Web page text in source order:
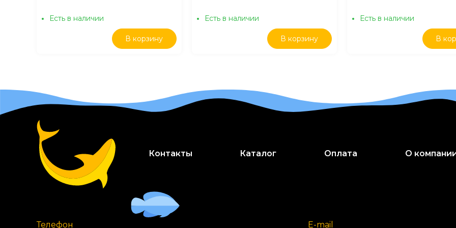
Есть в наличии
В корзину
Есть в наличии
В корзину
Есть в наличии
В
Контакты Каталог Оплата О
Телефон E-mail